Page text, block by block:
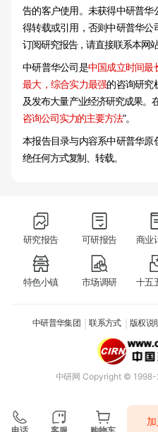
告的客户使用。未获得中研普
得转载或引用，否则中研普华
订阅研究报告，请直接联系本网
中研普华公司是中国成立时间最
最大，综合实力最强的咨询研究
及发布大量产业经济研究成果。
咨询公司实力的主要方法”。
本报告目录与内容系中研普华
绝任何方式复制、转载。
研究报告 可研报告 商业
特色小镇 市场调研 十五
中研普华集团 联系方式 版权说
中研网 Copyright © 1998-